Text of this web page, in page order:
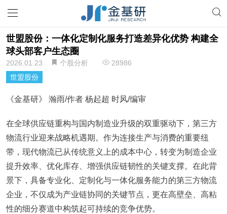
世盟股份：一体化定制化服务打造差异化优势 构建全
球头部客户生态圈
2026.01.23 个股分析
28986
世盟股份
《金基研》 瀚雨/作者 杨起超 时风/编审
在全球供应链重构与国内制造业升级的双重驱动下，第三方
物流行业迎来战略机遇期。作为连接生产与消费的重要纽
带，现代物流已从传统意义上的成本中心，转变为制造企业
提升效率、优化库存、增强供应链韧性的关键支撑。在此背
景下，具备专业化、定制化与一体化服务能力的第三方物流
企业，不仅成为产业链协同的关键节点，更在高壁垒、高粘
性的细分赛道中构筑起可持续的竞争优势。